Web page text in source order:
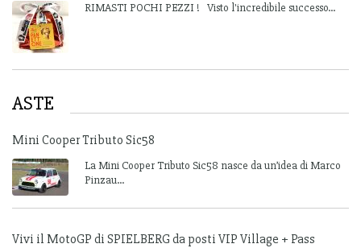
RIMASTI POCHI PEZZI ! Visto l'incredibile successo...
ASTE
Mini Cooper Tributo Sic58
La Mini Cooper Tributo Sic58 nasce da un’idea di Marco
Pinzau...
Vivi il MotoGP di SPIELBERG da posti VIP Village + Pass